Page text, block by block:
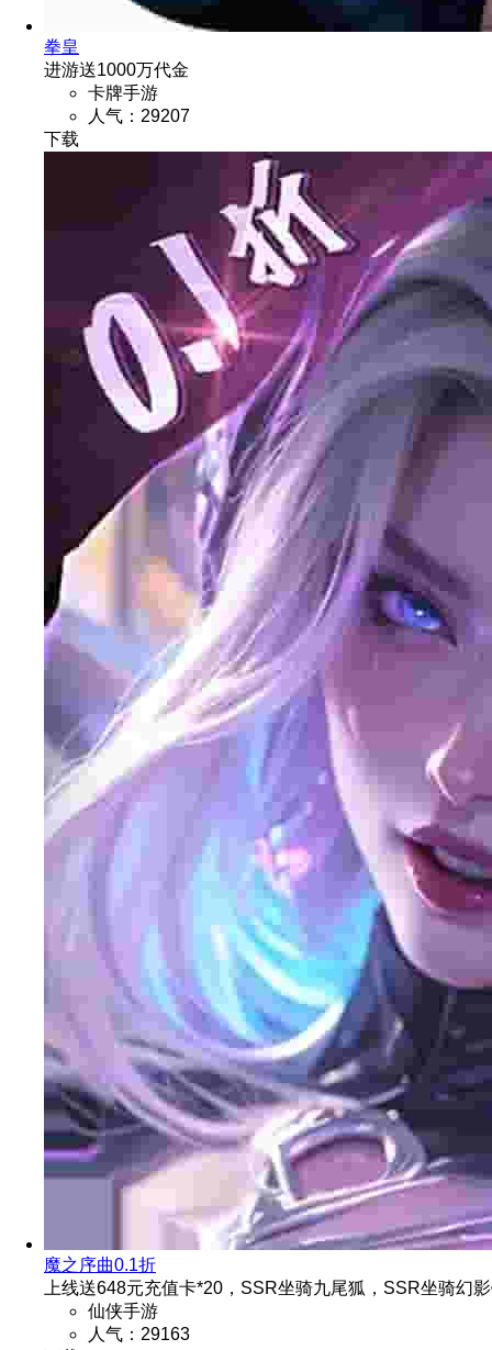
拳皇
进游送1000万代金
卡牌手游
人气：29207
魔之序曲0.1折
上线送648元充值卡*20，SSR坐骑九尾狐，SSR坐骑幻
仙侠手游
人气：29163